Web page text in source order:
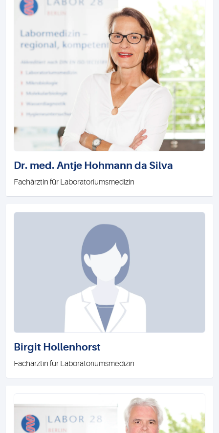
Dr. med. Antje Hohmann da Silva
Fachärztin für Laboratoriumsmedizin
Birgit Hollenhorst
Fachärztin für Laboratoriumsmedizin